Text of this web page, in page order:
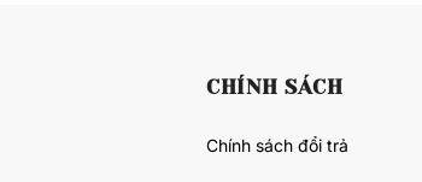
CHÍNH SÁCH
Chính sách đổi trả